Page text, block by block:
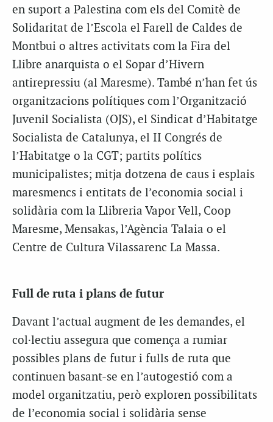
en suport a Palestina com els del Comitè de
Solidaritat de l’Escola el Farell de Caldes de
Montbui o altres activitats com la Fira del
Llibre anarquista o el Sopar d’Hivern
antirepressiu (al Maresme). També n’han fet ús
organitzacions polítiques com l’Organització
Juvenil Socialista (OJS), el Sindicat d’Habitatge
Socialista de Catalunya, el II Congrés de
l’Habitatge o la CGT; partits polítics
municipalistes; mitja dotzena de caus i esplais
maresmencs i entitats de l’economia social i
solidària com la Llibreria Vapor Vell, Coop
Maresme, Mensakas, l’Agència Talaia o el
Centre de Cultura Vilassarenc La Massa.
Full de ruta i plans de futur
Davant l’actual augment de les demandes, el
col·lectiu assegura que comença a rumiar
possibles plans de futur i fulls de ruta que
continuen basant-se en l’autogestió com a
model organitzatiu, però exploren possibilitats
de l’economia social i solidària sense